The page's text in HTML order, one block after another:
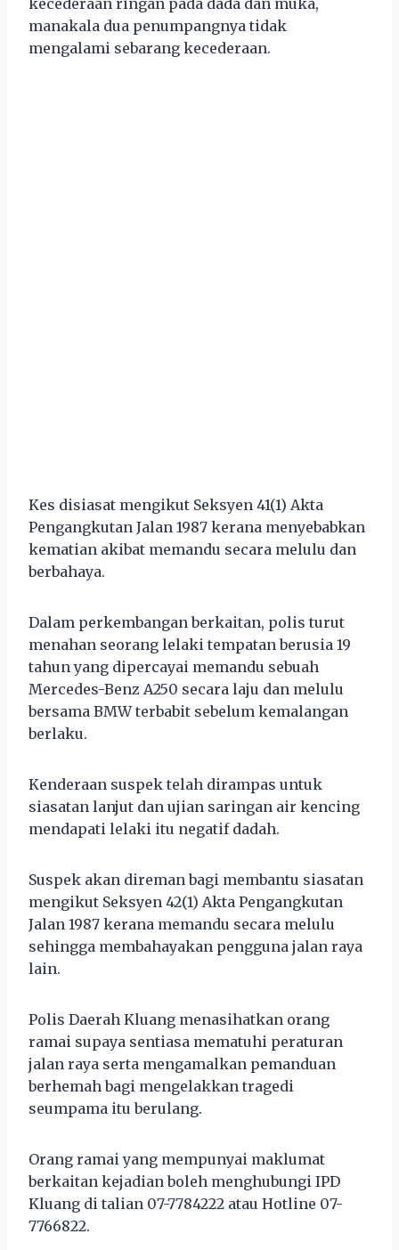
manakala dua penumpangnya tidak
mengalami sebarang kecederaan.
Kes disiasat mengikut Seksyen 41(1) Akta
Pengangkutan Jalan 1987 kerana menyebabkan
kematian akibat memandu secara melulu dan
berbahaya.
Dalam perkembangan berkaitan, polis turut
menahan seorang lelaki tempatan berusia 19
tahun yang dipercayai memandu sebuah
Mercedes-Benz A250 secara laju dan melulu
bersama BMW terbabit sebelum kemalangan
berlaku.
Kenderaan suspek telah dirampas untuk
siasatan lanjut dan ujian saringan air kencing
mendapati lelaki itu negatif dadah.
Suspek akan direman bagi membantu siasatan
mengikut Seksyen 42(1) Akta Pengangkutan
Jalan 1987 kerana memandu secara melulu
sehingga membahayakan pengguna jalan raya
lain.
Polis Daerah Kluang menasihatkan orang
ramai supaya sentiasa mematuhi peraturan
jalan raya serta mengamalkan pemanduan
berhemah bagi mengelakkan tragedi
seumpama itu berulang.
Orang ramai yang mempunyai maklumat
berkaitan kejadian boleh menghubungi IPD
Kluang di talian 07-7784222 atau Hotline 07-
7766822.